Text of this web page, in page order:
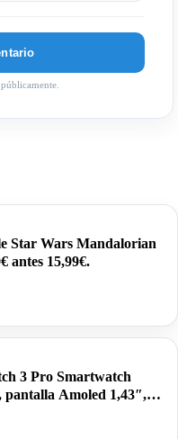
Star Wars Mandalorian
antes 15,99€.
3 Pro Smartwatch
pantalla Amoled 1,43″,
13 días por 62,52€